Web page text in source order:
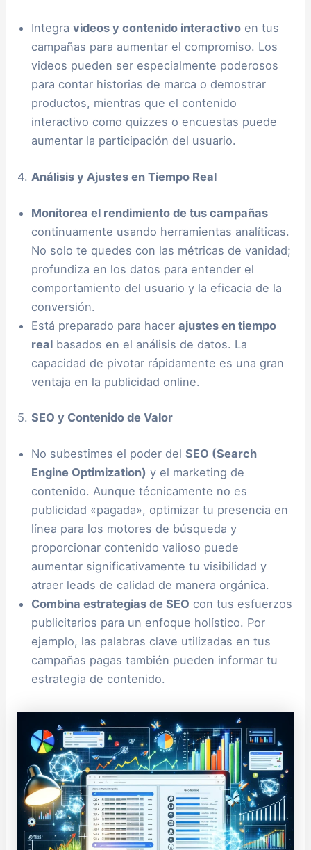
Integravideos y contenido interactivo en tus
campañas para aumentar el compromiso. Los
videos pueden ser especialmente poderosos
para contar historias de marca o demostrar
productos, mientras que el contenido
interactivo como quizzes o encuestas puede
aumentar la participación del usuario.
4.Análisis y Ajustes en Tiempo Real
Monitorea el rendimiento de tus campañas
continuamente usando herramientas analíticas.
No solo te quedes con las métricas de vanidad;
profundiza en los datos para entender el
comportamiento del usuario y la eficacia de la
conversión.
Está preparado para hacerajustes en tiempo
real basados en el análisis de datos. La
capacidad de pivotar rápidamente es una gran
ventaja en la publicidad online.
5.SEO y Contenido de Valor
No subestimes el poder delSEO (Search
Engine Optimization) y el marketing de
contenido. Aunque técnicamente no es
publicidad «pagada», optimizar tu presencia en
línea para los motores de búsqueda y
proporcionar contenido valioso puede
aumentar significativamente tu visibilidad y
atraer leads de calidad de manera orgánica.
Combina estrategias de SEO con tus esfuerzos
publicitarios para un enfoque holístico. Por
ejemplo, las palabras clave utilizadas en tus
campañas pagas también pueden informar tu
estrategia de contenido.